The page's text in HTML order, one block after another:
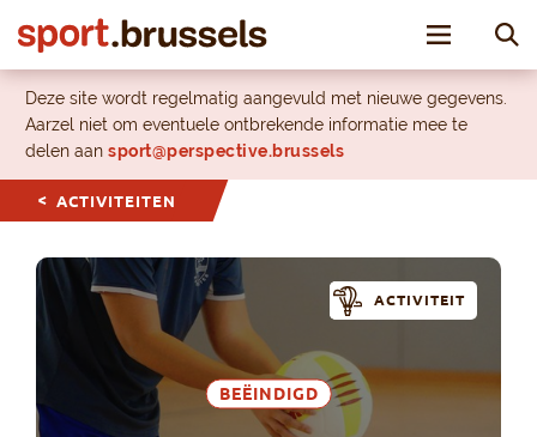
Toggle
Deze site wordt regelmatig aangevuld met nieuwe gegevens.
Aarzel niet om eventuele ontbrekende informatie mee te
delen aan sport@perspective.brussels
ACTIVITEITEN
BEËINDIGD
ACTIVITEIT